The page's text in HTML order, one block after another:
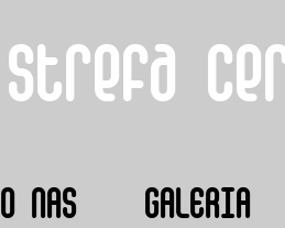
strefa
O NAS GALERIA